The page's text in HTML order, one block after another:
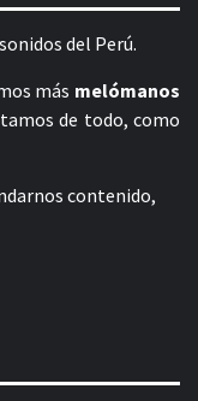
del Perú.
más melómanos
de todo, como
contenido,